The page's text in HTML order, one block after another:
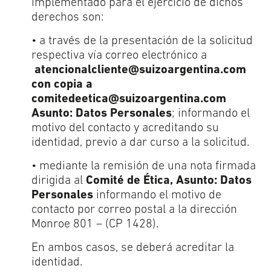
implementado para el ejercicio de dichos
derechos son:
• a través de la presentación de la solicitud
respectiva vía correo electrónico a
atencionalcliente@suizoargentina.com
con copia a
comitedeetica@suizoargentina.com
Asunto: Datos Personales; informando el
motivo del contacto y acreditando su
identidad, previo a dar curso a la solicitud.
• mediante la remisión de una nota firmada
dirigida al Comité de Ética, Asunto: Datos
Personalesinformando el motivo de
contacto por correo postal a la dirección
Monroe 801 – (CP 1428).
En ambos casos, se deberá acreditar la
identidad.